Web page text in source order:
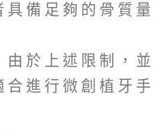
具備足夠的骨質量
由於上述限制，並
合進行微創植牙手